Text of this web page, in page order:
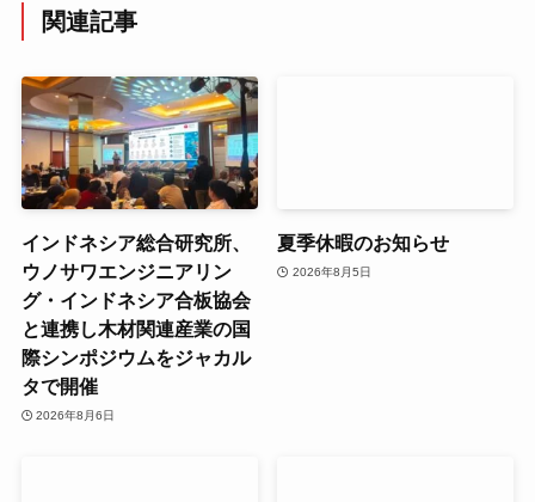
関連記事
インドネシア総合研究所、
ウノサワエンジニアリン
グ・インドネシア合板協会
と連携し木材関連産業の国
際シンポジウムをジャカル
タで開催
2026年8月6日
夏季休暇のお知らせ
2026年8月5日